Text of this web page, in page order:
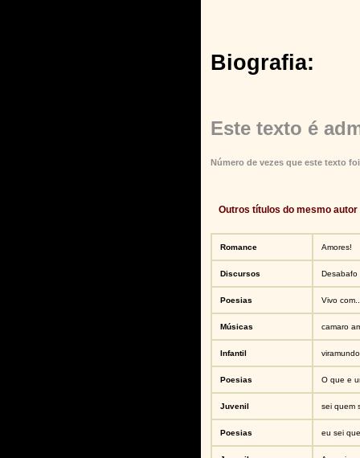
Biografia:
Este texto é
Número de vezes que este texto
Outros títulos do mesmo autor
Romance Amores!
Discursos Desabafo
Poesias Vivo com..
Músicas camaro
Infantil
Poesias O que e
Juvenil sei quem
Poesias eu sei